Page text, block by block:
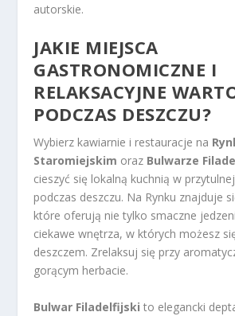
autorskie.
JAKIE MIEJSCA
GASTRONOMICZNE I
RELAKSACYJNE
PODCZAS DESZCZU?
Wybierz kawiarnie i restauracje na
Staromiejskim oraz Bulwarze
cieszyć się lokalną kuchnią w
podczas deszczu. Na Rynku znajduje
które oferują nie tylko smaczne
ciekawe wnętrza, w których możesz
deszczem. Zrelaksuj się przy
gorącym herbacie.
Bulwar Filadelfijski to elegancki